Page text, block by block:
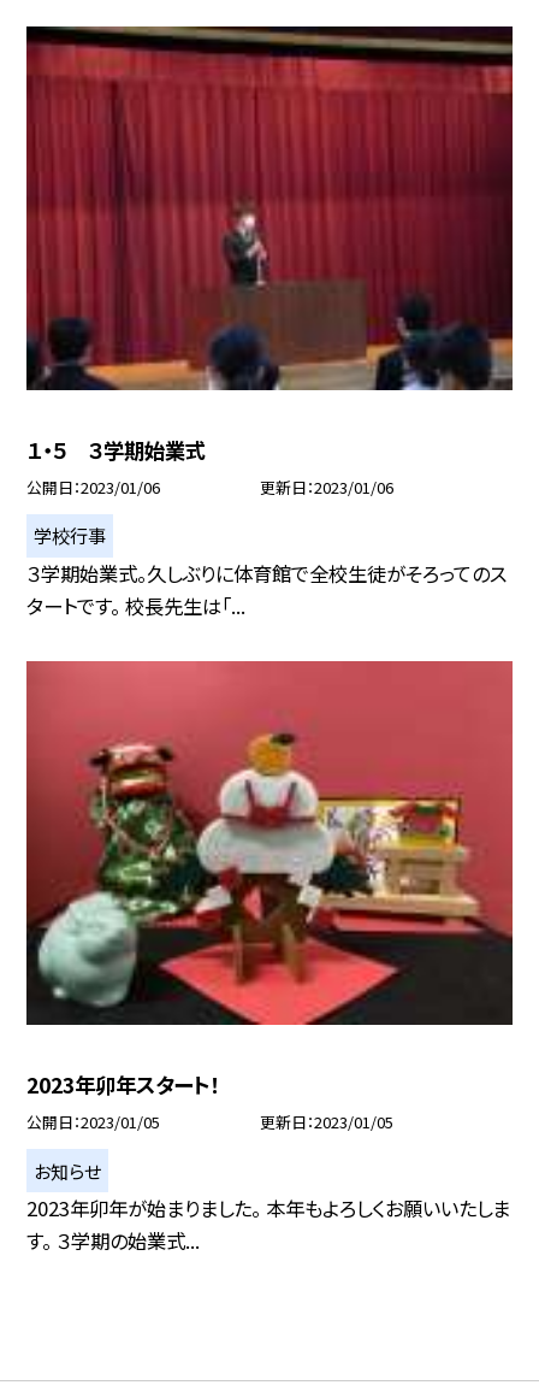
１・５ ３学期始業式
公開日 2023/01/06 更新日 2023/01/06
学校行事
３学期始業式。久しぶりに体育館で全校生徒がそろってのス
タートです。 校長先生は「...
2023年卯年スタート！
公開日 2023/01/05 更新日 2023/01/05
お知らせ
2023年卯年が始まりました。 本年もよろしくお願いいたしま
す。 ３学期の始業式...